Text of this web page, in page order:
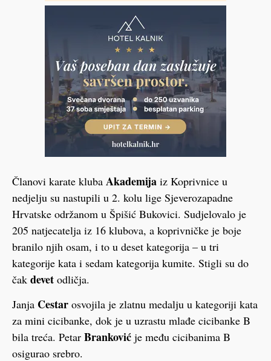
Članovi karate kluba Akademija iz Koprivnice u
nedjelju su nastupili u 2. kolu lige Sjeverozapadne
Hrvatske održanom u Špišić Bukovici. Sudjelovalo je
205 natjecatelja iz 16 klubova, a koprivničke je boje
branilo njih osam, i to u deset kategorija – u tri
kategorije kata i sedam kategorija kumite. Stigli su do
čak devet odličja.
Janja Cestar osvojila je zlatnu medalju u kategoriji kata
za mini cicibanke, dok je u uzrastu mlađe cicibanke B
bila treća. Petar Branković je među cicibanima B
osigurao srebro.